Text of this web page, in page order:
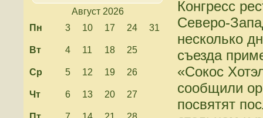
Август 2026
Пн
3 10 17 24 31
Вт 4 11 18 25
Ср 5 12 19 26
Чт 6 13 20 27
Конгресс
Северо-
несколько
съезда
«Сокос
сообщили
посвятят